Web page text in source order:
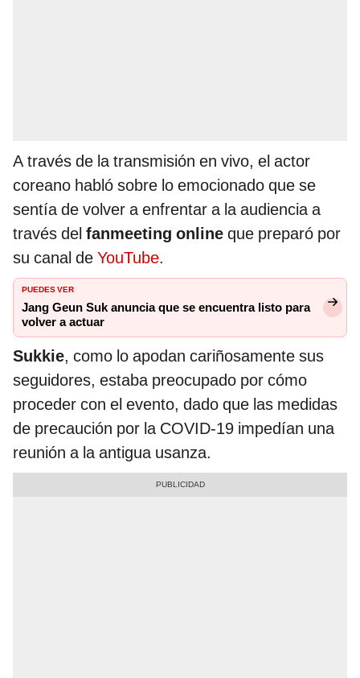
A través de la transmisión en vivo, el actor
coreano habló sobre lo emocionado que se
sentía de volver a enfrentar a la audiencia a
través del fanmeeting online que preparó por
su canal de YouTube.
PUEDES VER
Jang Geun Suk anuncia que se encuentra listo para
volver a actuar
Sukkie, como lo apodan cariñosamente sus
seguidores, estaba preocupado por cómo
proceder con el evento, dado que las medidas
de precaución por la COVID-19 impedían una
reunión a la antigua usanza.